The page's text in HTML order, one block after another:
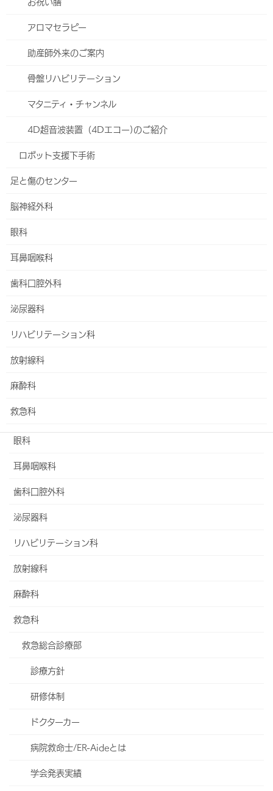
乳腺外科センター
形成外科
リンパ浮腫看護外来
陥入爪・巻き爪の治療について
産婦人科
東館4階・5階のご案内
妊娠・ご出産
小児科のご案内
お祝い膳
助産師外来のご案内
骨盤リハビリテーション
マタニティ・チャンネル
4D超音波装置（4Dエコー)のご紹介
ロボット支援下手術
足と傷のセンター
脳神経外科
眼科
耳鼻咽喉科
歯科口腔外科
泌尿器科
リハビリテーション科
放射線科
麻酔科
救急科
救急総合診療部
診療方針
研修体制
ドクターカー
病院救命士/ER-Aideとは
学会発表実績
お祝い膳
アロマセラピー
助産師外来のご案内
骨盤リハビリテーション
マタニティ・チャンネル
4D超音波装置（4Dエコー)のご紹介
ロボット支援下手術
足と傷のセンター
脳神経外科
眼科
耳鼻咽喉科
歯科口腔外科
泌尿器科
リハビリテーション科
放射線科
麻酔科
救急科
救急総合診療部
診療方針
研修体制
ドクターカー
病院救命士/ER-Aideとは
学会発表実績
“待ちの医療”ですべての患者を受け入れ”攻めの医療”で命を救
（抗がん薬レジメン）